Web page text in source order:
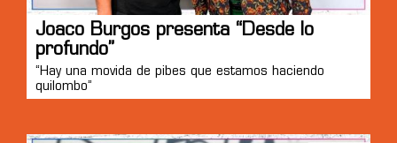
Joaco Burgos presenta “Desde lo
profundo”
“Hay una movida de pibes que estamos haciendo
quilombo”